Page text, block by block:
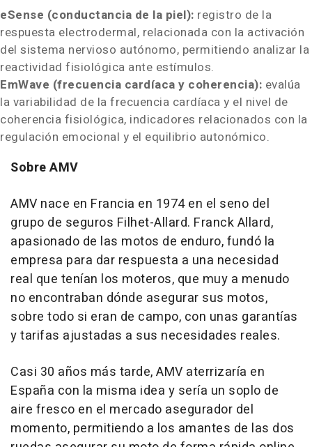
eSense (conductancia de la piel): registro de la
respuesta electrodermal, relacionada con la activación
del sistema nervioso autónomo, permitiendo analizar la
reactividad fisiológica ante estímulos.
EmWave (frecuencia cardíaca y coherencia): evalúa
la variabilidad de la frecuencia cardíaca y el nivel de
coherencia fisiológica, indicadores relacionados con la
regulación emocional y el equilibrio autonómico.
Sobre AMV
AMV nace en Francia en 1974 en el seno del
grupo de seguros Filhet-Allard. Franck Allard,
apasionado de las motos de enduro, fundó la
empresa para dar respuesta a una necesidad
real que tenían los moteros, que muy a menudo
no encontraban dónde asegurar sus motos,
sobre todo si eran de campo, con unas garantías
y tarifas ajustadas a sus necesidades reales.
Casi 30 años más tarde, AMV aterrizaría en
España con la misma idea y sería un soplo de
aire fresco en el mercado asegurador del
momento, permitiendo a los amantes de las dos